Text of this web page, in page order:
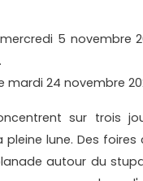
5 novembre
mardi 24 novembre
sur trois
lune. Des
autour du